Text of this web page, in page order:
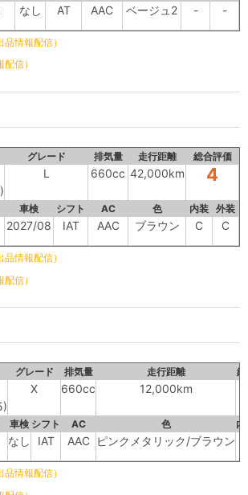
なし AT AAC ベージュ2 - -
情報配信）
信）
グレード 排気量 走行距離 総合評価
L 660cc 42,000km 4
車検 シフト AC 色 内装 外装
2027/08 IAT AAC ブラウン C C
情報配信）
信）
グレード 排気量 走行距離
X 660cc 12,000km
車検 シフト AC 色 内
なし IAT AAC ピンクメタリック/ブラウン
情報配信）